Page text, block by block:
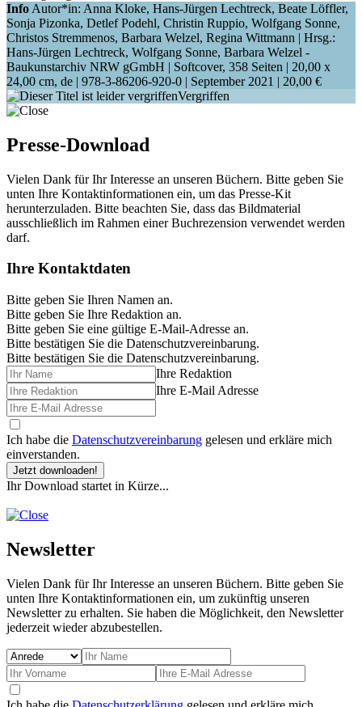
Info Autor*in: Anna Kloke, Hans-Jürgen Lechtreck, Beate Löffler,
Sonja Pizonka, Detlef Podehl, Christin Ruppio, Wolfgang Sonne,
Christos Stremmenos, Barbara Welzel, Regina Wittmann | Hrsg.:
Hans-Jürgen Lechtreck, Wolfgang Sonne, Barbara Welzel -
Baukunstarchiv NRW gGmbH | Softcover, 358 Seiten | 20,00 x
24,00 cm, de | 978-3-86206-920-0 | September 2021 | 20,00 €
Vergriffen
Presse-Download
Vielen Dank für Ihr Interesse an unseren Büchern. Bitte geben Sie
unten Ihre Kontaktinformationen ein, um das Presse-Kit
herunterzuladen. Bitte beachten Sie, dass das Bildmaterial
ausschließlich im Rahmen einer Buchrezension verwendet werden
darf.
Ihre Kontaktdaten
Bitte geben Sie Ihren Namen an.
Bitte geben Sie Ihre Redaktion an.
Bitte geben Sie eine gültige E-Mail-Adresse an.
Bitte bestätigen Sie die Datenschutzvereinbarung.
Bitte bestätigen Sie die Datenschutzvereinbarung.
Ihre Redaktion
Ihre E-Mail Adresse
Ich habe die Datenschutzvereinbarung gelesen und erkläre mich
einverstanden.
Jetzt downloaden!
Ihr Download startet in Kürze...
Newsletter
Vielen Dank für Ihr Interesse an unseren Büchern. Bitte geben Sie
unten Ihre Kontaktinformationen ein, um zukünftig unseren
Newsletter zu erhalten. Sie haben die Möglichkeit, den Newsletter
jederzeit wieder abzubestellen.